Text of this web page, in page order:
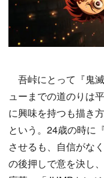
吾峠にとって『鬼
ューまでの道のりは
に興味を持つも描き
という。24歳の時に
させるも、自信がな
の後押しで意を決し